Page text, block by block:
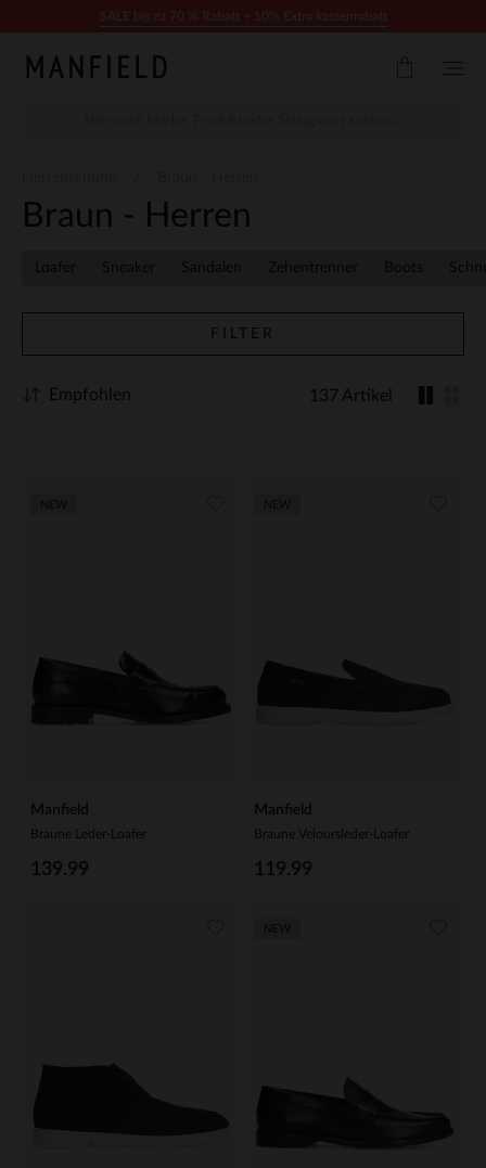
Braun - Herren
Loafer Sneaker Sandalen Zehentrenner Boots
FILTER
137 Artikel
Empfohlen
Manfield
Braune Leder-Loafer
139.99
Manfield
Braune Veloursleder-Loafer
119.99